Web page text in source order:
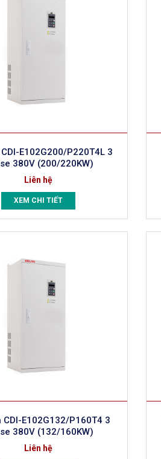
E102G200/P220T4L 3
380V (200/220KW)
Liên hệ
XEM CHI TIẾT
CDI-E102G132/P160T4 3
380V (132/160KW)
Liên hệ